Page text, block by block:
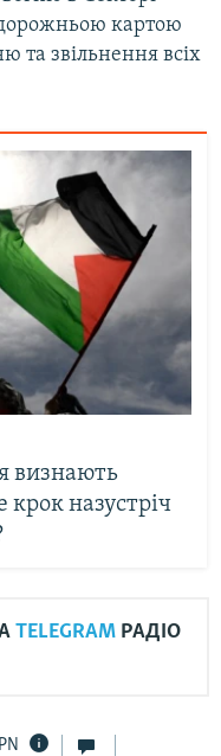
картою
та звільнення всіх
визнають
назустріч
TELEGRAM РАДІО